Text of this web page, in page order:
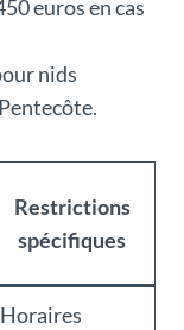
euros en cas
nids
Restrictions
spécifiques
Horaires